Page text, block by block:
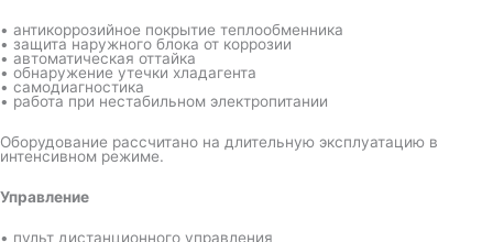
• антикоррозийное покрытие теплообменника
• защита наружного блока от коррозии
• автоматическая оттайка
• обнаружение утечки хладагента
• самодиагностика
• работа при нестабильном электропитании
Оборудование рассчитано на длительную эксплуатацию в
интенсивном режиме.
Управление
• пульт дистанционного управления